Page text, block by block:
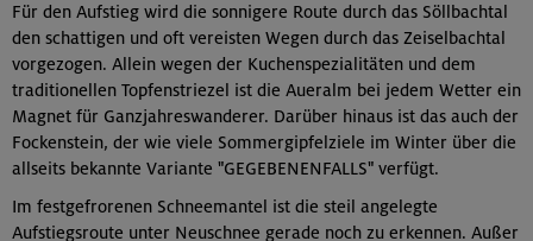
Für den Aufstieg wird die sonnigere Route durch das Söllbachtal
den schattigen und oft vereisten Wegen durch das Zeiselbachtal
vorgezogen. Allein wegen der Kuchenspezialitäten und dem
traditionellen Topfenstriezel ist die Aueralm bei jedem Wetter ein
Magnet für Ganzjahreswanderer. Darüber hinaus ist das auch der
Fockenstein, der wie viele Sommergipfelziele im Winter über die
allseits bekannte Variante "GEGEBENENFALLS" verfügt.
Im festgefrorenen Schneemantel ist die steil angelegte
Aufstiegsroute unter Neuschnee gerade noch zu erkennen. Außer